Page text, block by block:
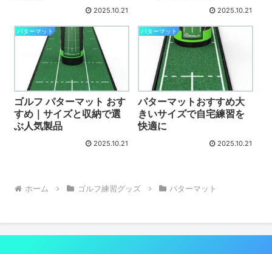
2025.10.21 2025.10.21
パターマット
ゴルフ パターマット おす
すめ｜サイズと収納で選
ぶ人気製品
2025.10.21
パターマット
パターマットおすすめ大
きいサイズで自宅練習を
快適に
2025.10.21
ホーム ゴルフ練習グッズ パターマット